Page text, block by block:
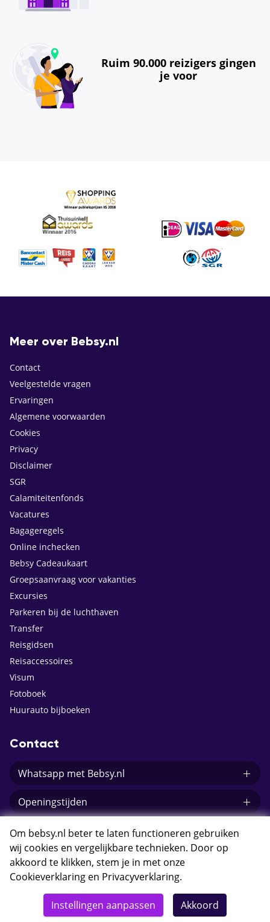
Ruim 90.000 reizigers gingen
je voor
Meer over Bebsy.nl
Contact
Veelgestelde vragen
Ervaringen
Algemene voorwaarden
Cookies
Privacy
Disclaimer
SGR
Calamiteitenfonds
Vacatures
Bagageregels
Online inchecken
Bebsy Cadeaukaart
Groepsaanvraag voor vakanties
Excursies
Parkeren bij de luchthaven
Transfer
Reisgidsen
Reisaccessoires
Visum
Fotoboek
Huurauto bijboeken
Contact
Whatsapp met Bebsy.nl
Openingstijden
E-mail Bebsy.nl
© 2026 Bebsy.nl
Om bebsy.nl beter te laten functioneren gebruiken
wij cookies en vergelijkbare technieken. Door op
akkoord te klikken, stem je in met onze
Cookieverklaring en Privacyverklaring.
Instellingen aanpassen Akkoord